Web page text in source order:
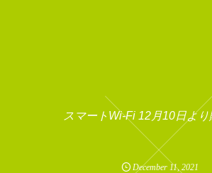
スマートWi-Fi 12月10日よ
December 11,2021